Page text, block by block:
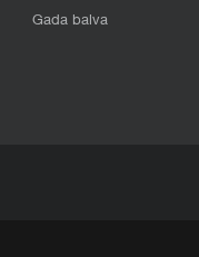
Gada balva